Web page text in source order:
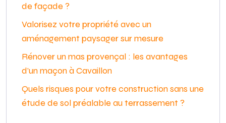
de façade ?
Valorisez votre propriété avec un
aménagement paysager sur mesure
Rénover un mas provençal : les avantages
d’un maçon à Cavaillon
Quels risques pour votre construction sans une
étude de sol préalable au terrassement ?